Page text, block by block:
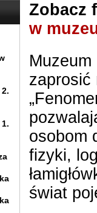
Zobacz
w
Muzeum
zaprosić
osobom
fizyki,
świat